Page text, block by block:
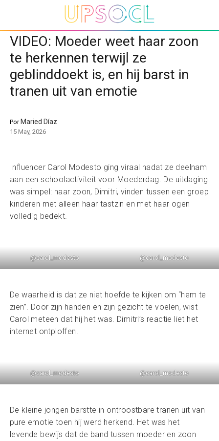
VIDEO: Moeder weet haar zoon
te herkennen terwijl ze
geblinddoekt is, en hij barst in
tranen uit van emotie
Por Maried Díaz
15 May, 2026
Influencer Carol Modesto ging viraal nadat ze deelnam
aan een schoolactiviteit voor Moederdag. De uitdaging
was simpel: haar zoon, Dimitri, vinden tussen een groep
kinderen met alleen haar tastzin en met haar ogen
volledig bedekt.
@carol_modesto @carol_modesto
De waarheid is dat ze niet hoefde te kijken om “hem te
zien”. Door zijn handen en zijn gezicht te voelen, wist
Carol meteen dat hij het was. Dimitri’s reactie liet het
internet ontploffen.
@carol_modesto @carol_modesto
De kleine jongen barstte in ontroostbare tranen uit van
pure emotie toen hij werd herkend. Het was het
levende bewijs dat de band tussen moeder en zoon